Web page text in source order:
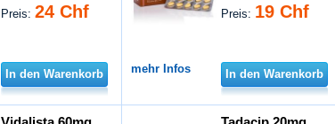
Preis:24 Chf
In den Warenkorb
Preis: 19 Chf
mehr Infos In den Warenkorb